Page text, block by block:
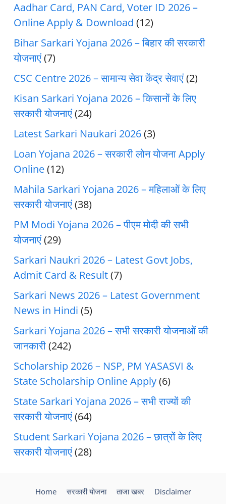
Aadhar Card, PAN Card, Voter ID 2026 –
Online Apply & Download (12)
Bihar Sarkari Yojana 2026 – बिहार की सरकारी
योजनाएं(7)
CSC Centre 2026 – सामान्य सेवा केंद्र सेवाएं(2)
Kisan Sarkari Yojana 2026 – किसानों के लिए
सरकारी योजनाएं(24)
Latest Sarkari Naukari 2026(3)
Loan Yojana 2026 – सरकारी लोन योजना Apply
Online(12)
Mahila Sarkari Yojana 2026 – महिलाओं के लिए
सरकारी योजनाएं(38)
PM Modi Yojana 2026 – पीएम मोदी की सभी
योजनाएं(29)
Sarkari Naukri 2026 – Latest Govt Jobs,
Admit Card & Result(7)
Sarkari News 2026 – Latest Government
News in Hindi (5)
Sarkari Yojana 2026 – सभी सरकारी योजनाओं की
जानकारी(242)
Scholarship 2026 – NSP, PM YASASVI &
State Scholarship Online Apply(6)
State Sarkari Yojana 2026 – सभी राज्यों की
सरकारी योजनाएं(64)
Student Sarkari Yojana 2026 – छात्रों के लिए
सरकारी योजनाएं(28)
Home सरकारी योजना ताजा खबर
Disclaimer